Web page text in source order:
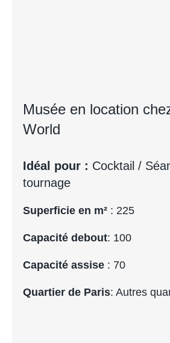
Musée en location
World
Idéal pour : Cocktail /
tournage
Superficie en m² : 225
Capacité debout: 100
Capacité assise : 70
Quartier de Paris: Autres